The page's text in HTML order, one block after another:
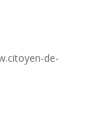
de-